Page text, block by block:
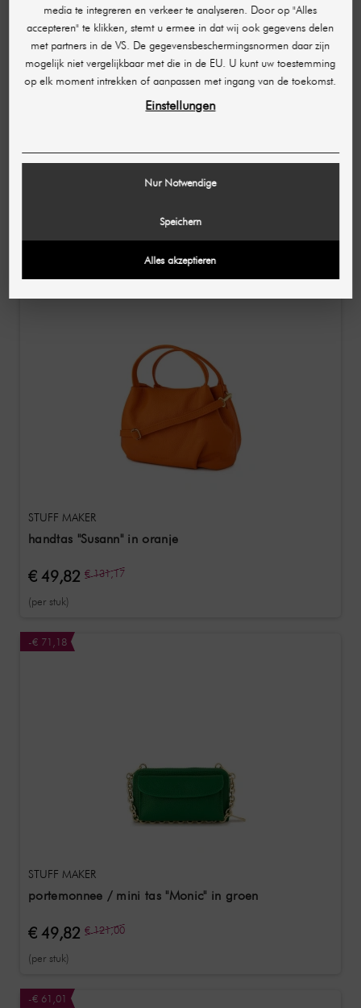
STUFF MAKER
handtas "Anna" in zwart
(per stuk)
STUFF MAKER
handtas "Susann" in oranje
€ 49,82 € 131,17
(per stuk)
-€ 71,18
STUFF MAKER
portemonnee / mini tas "Monic" in groen
€ 49,82 € 121,00
(per stuk)
-€ 61,01
media te integreren en verkeer te analyseren. Door op "Alles
accepteren" te klikken, stemt u ermee in dat wij ook gegevens delen
met partners in de VS. De gegevensbeschermingsnormen daar zijn
mogelijk niet vergelijkbaar met die in de EU. U kunt uw toestemming
op elk moment intrekken of aanpassen met ingang van de toekomst.
Einstellungen
Nur Notwendige
Speichern
Alles akzeptieren